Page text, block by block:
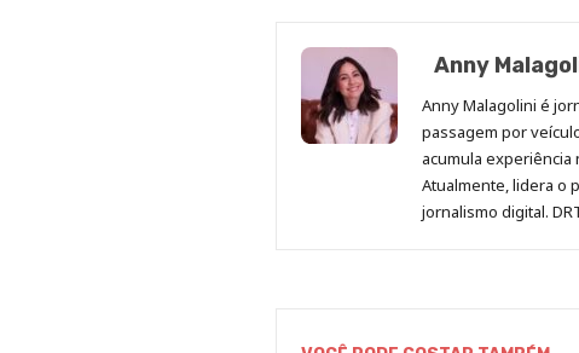
Anny
Anny Malagolini é
passagem por
acumula
Atualmente, lidera o
jornalismo digital.